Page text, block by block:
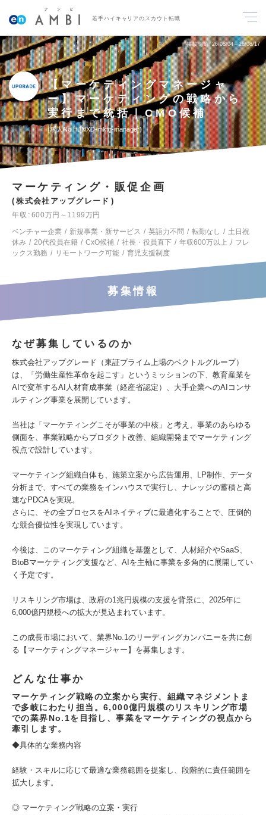
若手ハイキャリアのスカウト転職
掲載期間 26/08/04～26/08/17
【マーケティングマネージャ
ー】マーケティングの戦略から
実行まで統括｜CMO候補
求人No.HJNXD-mktg-manager
マーケティング・販促企画
株式会社アップグレード
年収
600万円～1199万円
ベンチャー企業
新規事業・新サービス 英語力不問 転勤なし
土日祝
休み
20代役員在籍 CxO候補 社長・役員直下 年収600万以上
フレ
ックス勤務
リモートワーク可能 育児支援制度
募集情報
なぜ募集しているのか
株式会社アップグレード（東証プライム上場のベクトルグループ）
は、「労働生産性革命を起こす」というミッションの下、教育産業を
AIで変革するAI人材育成事業（経産省認定）、大手企業へのAIコンサ
ルティング事業を展開しています。
当社は「マーケティングこそが事業の中核」と考え、事業のあらゆる
側面を、事業戦略からプロダクト改善、組織開発までマーケティング
視点で設計しています。
マーケティング組織自体も、施策立案から広告運用、LP制作、データ
分析まで、すべての業務をインハウスで実行し、ナレッジの蓄積と高
速なPDCAを実現。
さらに、その全プロセスをAIネイティブに最適化することで、圧倒的
な競合優位性を実現しています。
今後は、このマーケティング組織を基盤として、人材紹介やSaaS、
BtoBマーケティング支援など、AIを主軸に事業を多角的に展開してい
く予定です。
リスキリング市場は、政府の1兆円規模の支援を背景に、2025年に
6,000億円規模への拡大が見込まれています。
この成長市場において、業界No.1のリーディングカンパニーを共に創
る【マーケティングマネージャー】を募集します。
どんな仕事か
マーケティング戦略の立案から実行、組織マネジメントま
で多岐にわたり担当。6,000億円規模のリスキリング市場
での業界No.1を目指し、事業をマーケティングの視点から
牽引します。
◆具体的な業務内容
経験・スキルに応じて最適な業務範囲を提案し、段階的に責任範囲を
拡大します。
◎ マーケティング戦略の立案・実行